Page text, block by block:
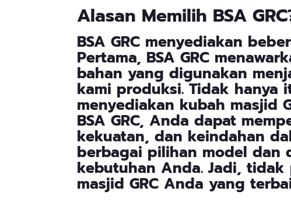
Alasan Memilih BSA GRC
BSA GRC menyediakan
Pertama, BSA GRC
bahan yang digunakan
kami produksi. Tidak hanya
menyediakan kubah masjid
BSA GRC, Anda dapat
kekuatan, dan keindahan
berbagai pilihan model dan
kebutuhan Anda. Jadi, tidak
masjid GRC Anda yang